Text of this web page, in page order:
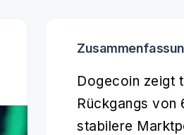
Dogecoin zeigt
Rückgangs von
stabilere